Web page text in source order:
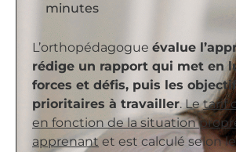
minutes
L’orthopédagogue évalue
rédige un rapport qui met en
forces et défis, puis les
prioritaires à travailler. Letarif
en fonction de la situation
apprenantet est calculé selon